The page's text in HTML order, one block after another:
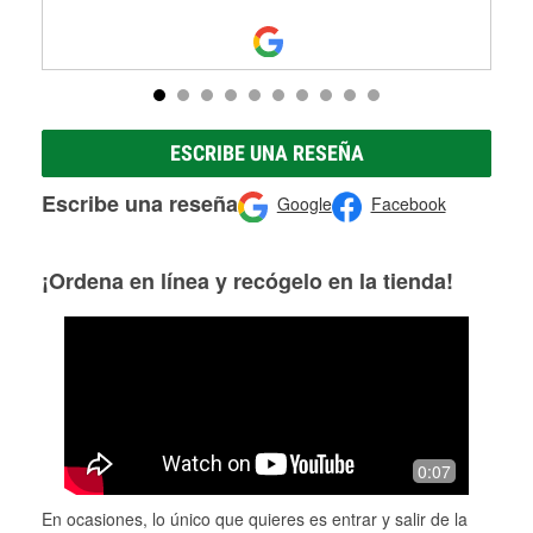
ESCRIBE UNA RESEÑA
Escribe una reseña Google Facebook
¡Ordena en línea y recógelo en la tienda!
0:07
En ocasiones, lo único que quieres es entrar y salir de la